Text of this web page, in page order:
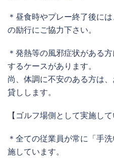
＊昼食時やプレー終了後に
の励行にご協力下さい。
＊発熱等の風邪症状がある
するケースがあります。
尚、体調に不安のある方は
貸しします。
【ゴルフ場側として実施して
＊全ての従業員が常に「手
施しています。